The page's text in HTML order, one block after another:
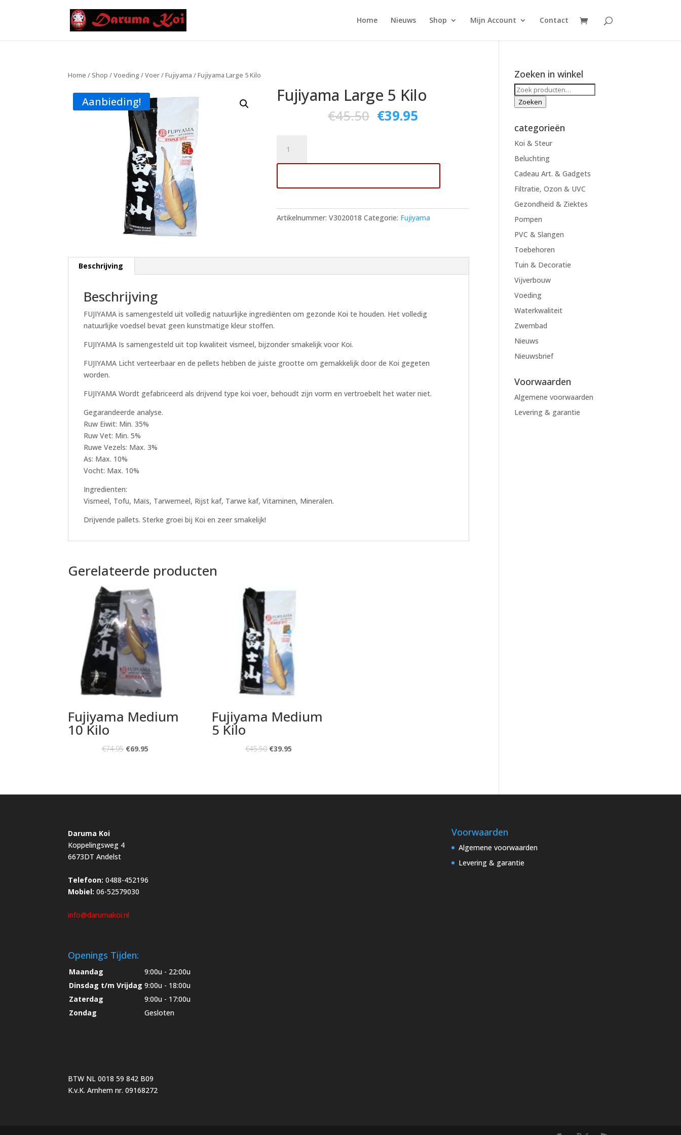
Home Nieuws Shop Mijn Account Contact
Home /Shop /Voeding /Voer/Fujiyama / Fujiyama Large 5 Kilo
Aanbieding! Fujiyama Large 5 Kilo
€45.50 €39.95
Large
5
aantal
Artikelnummer:V3020018 Categorie: Fujiyama
Beschrijving
Beschrijving
FUJIYAMA is samengesteld uit volledig natuurlijke ingrediënten om gezonde Koi te houden. Het volledig
natuurlijke voedsel bevat geen kunstmatige kleur stoffen.
FUJIYAMA Is samengesteld uit top kwaliteit vismeel, bijzonder smakelijk voor Koi.
FUJIYAMA Licht verteerbaar en de pellets hebben de juiste grootte om gemakkelijk door de Koi gegeten
worden.
FUJIYAMA Wordt gefabriceerd als drijvend type koi voer, behoudt zijn vorm en vertroebelt het water niet.
Gegarandeerde analyse.
Ruw Eiwit: Min. 35%
Ruw Vet: Min. 5%
Ruwe Vezels: Max. 3%
As: Max. 10%
Vocht: Max. 10%
Ingredienten:
Vismeel, Tofu, Maïs, Tarwemeel, Rijst kaf, Tarwe kaf, Vitaminen, Mineralen.
Drijvende pallets. Sterke groei bij Koi en zeer smakelijk!
Gerelateerde producten
Fujiyama Medium
10 Kilo
€74.95 €69.95
Fujiyama Medium
5 Kilo
€45.50 €39.95
Zoeken in winkel
Zoeken
naar:
Zoeken
categorieën
Koi & Steur
Beluchting
Cadeau Art. & Gadgets
Filtratie, Ozon & UVC
Gezondheid & Ziektes
Pompen
PVC & Slangen
Toebehoren
Tuin & Decoratie
Vijverbouw
Voeding
Waterkwaliteit
Zwembad
Nieuws
Nieuwsbrief
Voorwaarden
Algemene voorwaarden
Levering & garantie
Daruma Koi
Koppelingsweg 4
6673DT Andelst
Telefoon: 0488-452196
Mobiel: 06-52579030
info@darumakoi.nl
Openings Tijden:
Maandag
9:00u - 22:00u
Dinsdag t/m Vrijdag 9:00u - 18:00u
Zaterdag
9:00u - 17:00u
Zondag
Gesloten
BTW NL 0018 59 842 B09
K.v.K. Arnhem nr. 09168272
Voorwaarden
Algemene voorwaarden
Levering & garantie